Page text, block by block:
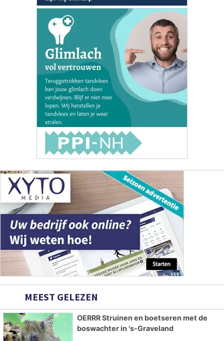
MEEST GELEZEN
OERRR Struinen en boetseren met de
boswachter in 's-Graveland